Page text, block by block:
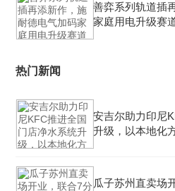
善弈系列轨道插
家庭用电升级赛
热门新闻
安吉尔助力印尼
升级，以本地化
瓜子苏州直卖场